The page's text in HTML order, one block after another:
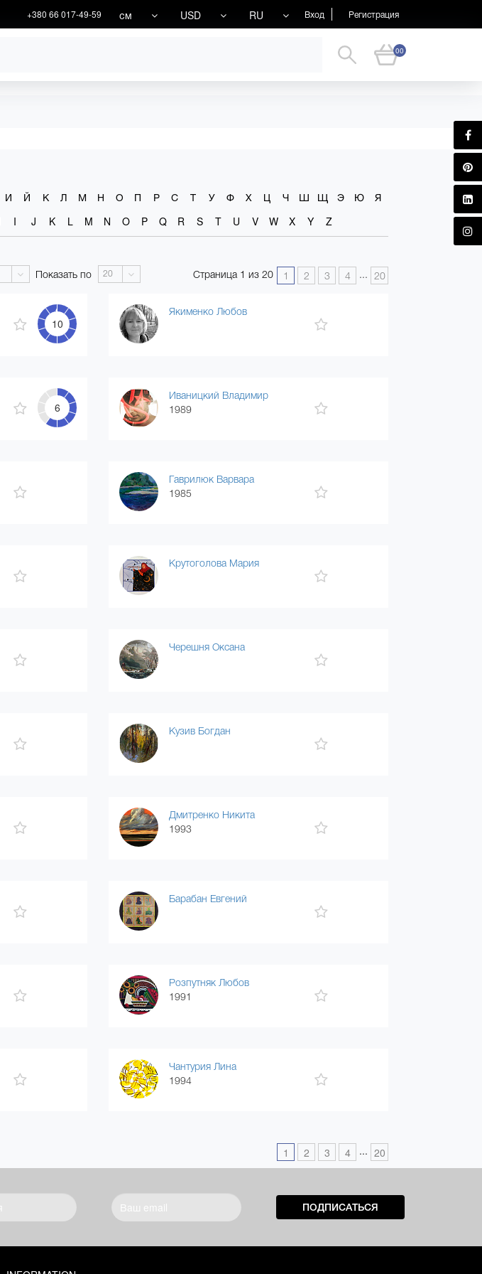
Вход Регистрация
+380 66 017-49-59 см USD RU
00
И Й К Л М Н О П Р С Т У Ф Х Ц Ч Ш Щ Э Ю
Я
I J K L M N O P Q R S T U V W X Y Z
Показать по 20 Страница 1 из 20 1 2 3 4 ... 20
10
Якименко Любов
6
Иваницкий Владимир
1989
Гаврилюк Варвара
1985
Крутоголова Мария
Черешня Оксана
Кузив Богдан
Дмитренко Никита
1993
Барабан Евгений
Розпутняк Любов
1991
Чантурия Лина
1994
1 2 3 4 ... 20
ПОДПИСАТЬСЯ